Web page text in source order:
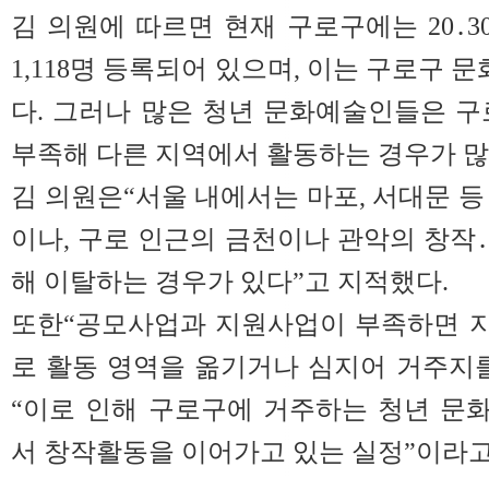
김 의원에 따르면 현재 구로구에는
1,118명 등록되어 있으며, 이는 구로구
다. 그러나 많은 청년 문화예술인들은
부족해 다른 지역에서 활동하는 경우가
김 의원은“서울 내에서는 마포, 서대문
이나, 구로 인근의 금천이나 관악의 창작
해 이탈하는 경우가 있다”고 지적했다.
또한“공모사업과 지원사업이 부족하면
로 활동 영역을 옮기거나 심지어 거주지
“이로 인해 구로구에 거주하는 청년 문
서 창작활동을 이어가고 있는 실정”이라